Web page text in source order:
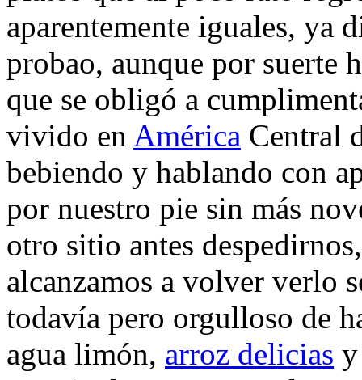
aparentemente iguales, ya
probao, aunque por suerte
que se obligó a
vivido en América Central
bebiendo y hablando con
por nuestro pie sin más
otro sitio antes
alcanzamos a volver verlo
todavía pero orgulloso de
agua limón, arroz delicias